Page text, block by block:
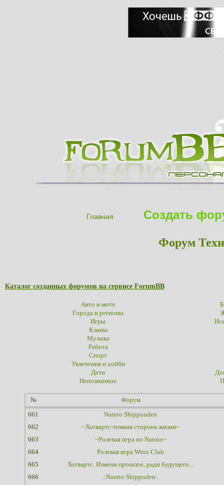
Главная Создать
Форум
Каталог созданных форумов на сервисе ForumBB
Авто и мото
Города и регионы
Игры
Кланы
Музыка
Работа
Спорт
Увлечения и хобби
Дети
Непознанное
№ Форум
661
Naruto Shippuuden
662
~Хогвартс-темная сторона жизни~
663
~Ролевая игра по Naruto~
664
Ролевая игра Winx Club
665
Хогвартс. Измени прошлое, ради будущего...
666
.:Naruto Shippuden:.